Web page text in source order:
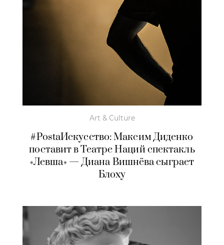
Art & Culture
#PostaИскусство: Максим Диденко
поставит в Театре Наций спектакль
«Левша» — Диана Вишнёва сыграет
Блоху